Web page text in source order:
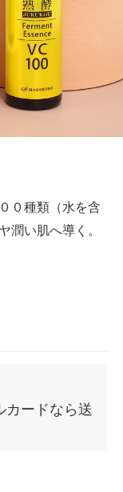
０種類（水を含
潤い肌へ導く。
カードなら送